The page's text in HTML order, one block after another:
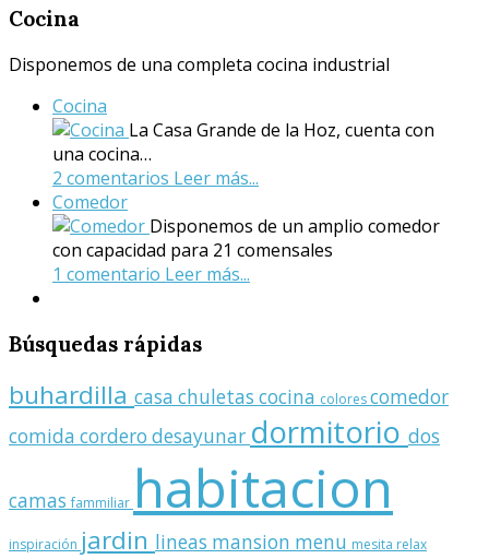
Cocina
Disponemos de una completa cocina industrial
Cocina
La Casa Grande de la Hoz, cuenta con
una cocina…
2 comentarios Leer más...
Comedor
Disponemos de un amplio comedor
con capacidad para 21 comensales
1 comentario Leer más...
Búsquedas rápidas
buhardilla casa chuletas cocina colorescomedor
comida cordero desayunar dormitorio dos
camasfammiliar habitacion
inspiración jardin lineas mansion menu mesita relax